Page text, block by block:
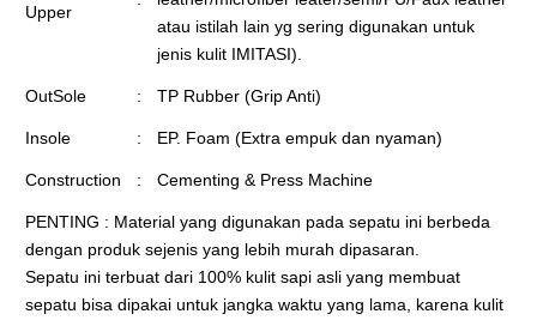
Upper
atau istilah lain yg sering digunakan untuk
jenis kulit IMITASI).
OutSole : TP Rubber (Grip Anti)
Insole : EP. Foam (Extra empuk dan nyaman)
Construction : Cementing & Press Machine
PENTING : Material yang digunakan pada sepatu ini berbeda
dengan produk sejenis yang lebih murah dipasaran.
Sepatu ini terbuat dari 100% kulit sapi asli yang membuat
sepatu bisa dipakai untuk jangka waktu yang lama, karena kulit